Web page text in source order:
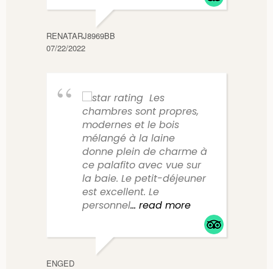
RENATARJ8969BB
07/22/2022
Les
chambres sont propres,
modernes et le bois
mélangé à la laine
donne plein de charme à
ce palafito avec vue sur
la baie. Le petit-déjeuner
est excellent. Le
personnel... read more
ENGED